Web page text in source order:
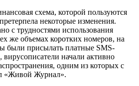
схема, которой пользуются
некоторые изменения.
с трудностями использования
же объемах коротких номеров, на
были присылать платные SMS-
начали активно
одним из которых с
«Живой Журнал».